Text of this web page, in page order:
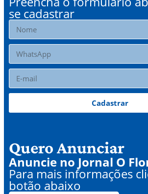
se cadastrar
Cadastrar
Quero Anunciar
Anuncie no Jornal O
Para mais informações
botão abaixo